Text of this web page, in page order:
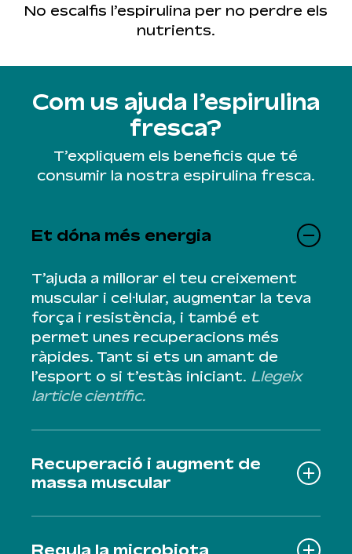
No escalfis l’espirulina per no perdre els
nutrients.
Com us ajuda l’espirulina
fresca?
T’expliquem els beneficis que té
consumir la nostra espirulina fresca.
Et dóna més energia
T’ajuda a millorar el teu creixement
muscular i cel·lular, augmentar la teva
força i resistència, i també et
permet unes recuperacions més
ràpides. Tant si ets un amant de
l’esport o si t’estàs iniciant. Llegeix
larticle científic.
Recuperació i augment de
massa muscular
oxidatiu provocat per l’esport i
Regula la microbiota